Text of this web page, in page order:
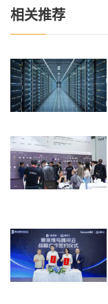
相关推荐